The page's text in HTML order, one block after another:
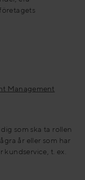
Management
som ska ta rollen
år eller som har
t. ex.